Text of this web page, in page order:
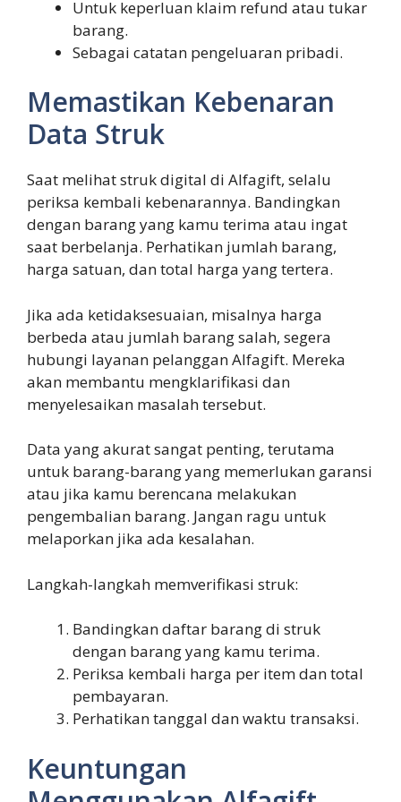
Untuk keperluan klaim refund atau tukar
barang.
Sebagai catatan pengeluaran pribadi.
Memastikan Kebenaran
Data Struk
Saat melihat struk digital di Alfagift, selalu
periksa kembali kebenarannya. Bandingkan
dengan barang yang kamu terima atau ingat
saat berbelanja. Perhatikan jumlah barang,
harga satuan, dan total harga yang tertera.
Jika ada ketidaksesuaian, misalnya harga
berbeda atau jumlah barang salah, segera
hubungi layanan pelanggan Alfagift. Mereka
akan membantu mengklarifikasi dan
menyelesaikan masalah tersebut.
Data yang akurat sangat penting, terutama
untuk barang-barang yang memerlukan garansi
atau jika kamu berencana melakukan
pengembalian barang. Jangan ragu untuk
melaporkan jika ada kesalahan.
Langkah-langkah memverifikasi struk:
Bandingkan daftar barang di struk
dengan barang yang kamu terima.
Periksa kembali harga per item dan total
pembayaran.
Perhatikan tanggal dan waktu transaksi.
Keuntungan